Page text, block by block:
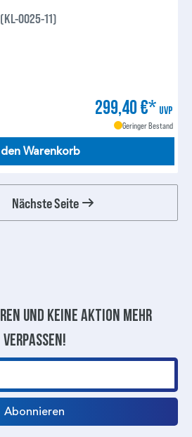
0025-11)
299,40 €* UVP
Geringer Bestand
Warenkorb
Nächste Seite
und keine aktion mehr
verpassen!
Abonnieren